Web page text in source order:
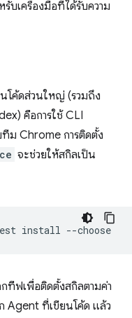
บเครื่องมือที่ได้รับความ
โค้ดส่วนใหญ่ (รวมถึง
คือการใช้ CLI
ทีม Chrome การติดตั้ง
จะช่วยให้สกิลเป็น
install
ทีฟเพื่อติดตั้งสกิลตามค่า
Agent ที่เขียนโค้ด แล้ว